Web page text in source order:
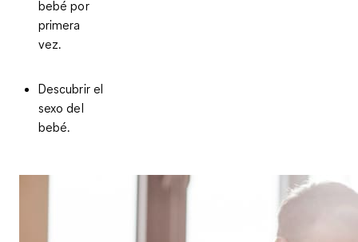
bebé por
primera
vez.
Descubrir el
sexo del
bebé.